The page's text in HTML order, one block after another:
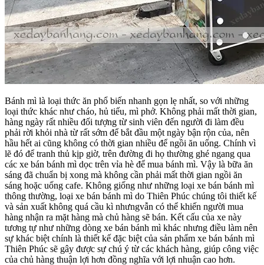
Bánh mì là loại thức ăn phổ biến nhanh gọn lẹ nhất, so với những
loại thức khác như cháo, hủ tiếu, mì phở. Không phải mất thời gian,
hàng ngày rất nhiều đối tượng từ sinh viên đến người đi làm đều
phải rời khỏi nhà từ rất sớm để bắt đầu một ngày bận rộn của, nên
hầu hết ai cũng không có thời gian nhiều để ngồi ăn uống. Chính vì
lẽ đó để tranh thủ kịp giờ, trên đường đi họ thường ghé ngang qua
các xe bán bánh mì dọc trên vỉa hè để mua bánh mì. Vậy là bữa ăn
sáng đã chuẩn bị xong mà không cần phải mất thời gian ngồi ăn
sáng hoặc uống cafe. Không giống như những loại xe bán bánh mì
thông thường, loại xe bán bánh mì do Thiên Phúc chúng tôi thiết kế
và sản xuất không quá cầu kì nhưngvẫn có thể khiến người mua
hàng nhận ra mặt hàng mà chủ hàng sẽ bán. Kết cấu của xe này
tương tự như những dòng xe bán bánh mì khác nhưng điều làm nên
sự khác biệt chính là thiết kế đặc biệt của sản phẩm xe bán bánh mì
Thiên Phúc sẽ gây được sự chú ý từ các khách hàng, giúp công việc
của chủ hàng thuận lợi hơn đồng nghĩa với lợi nhuận cao hơn.